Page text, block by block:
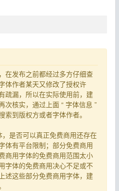
在发布之前都经过多方仔细查
体作者某天又修改了授权许
疏漏，所以在实际使用前，建
次核实，通过上面 “ 字体信息 ”
到版权方或者字体作者。
是否可以真正免费商用还存在
体有平台限制；部分免费商用
商用字体的免费商用范围太小
字体的免费商用决心不足或不
述这些部分免费商用字体，建